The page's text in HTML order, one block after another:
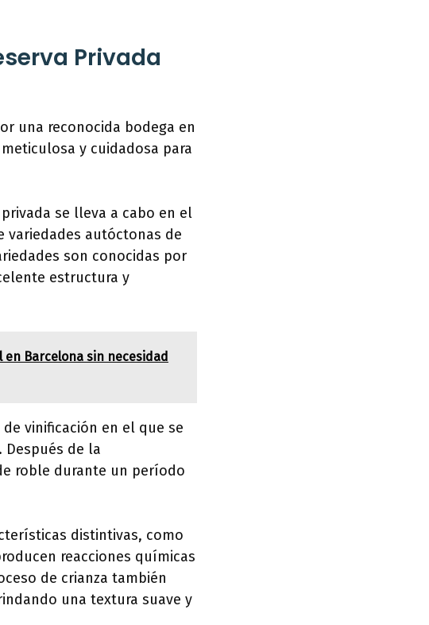
Privada
una reconocida bodega en
y cuidadosa para
se lleva a cabo en el
variedades autóctonas de
son conocidas por
estructura y
Barcelona sin necesidad
vinificación en el que se
de la
roble durante un período
distintivas, como
reacciones químicas
de crianza también
una textura suave y